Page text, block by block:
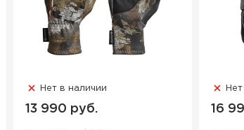
Нет в наличии
13 990 руб. 16